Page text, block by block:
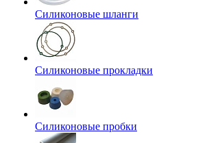
Силиконовые шланги
Силиконовые прокладки
Силиконовые пробки